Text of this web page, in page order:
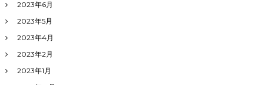
2023年6月
2023年5月
2023年4月
2023年2月
2023年1月